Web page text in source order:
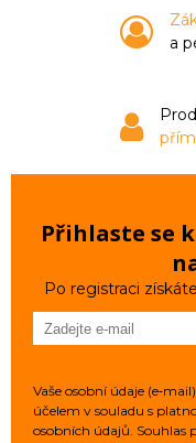
a
Přihlaste se
Po registraci
Vaše osobní údaje
účelem v souladu s
osobních údajů.